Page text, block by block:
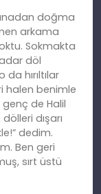
doğma
arkama
Sokmakta
döl
hırıltılar
halen benimle
de Halil
dışarı
dedim.
Ben geri
sırt üstü